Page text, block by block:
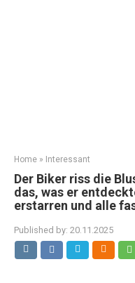
Home » Interessant
Der Biker riss die
das, was er
erstarren und alle
Published by: 20.11.2025